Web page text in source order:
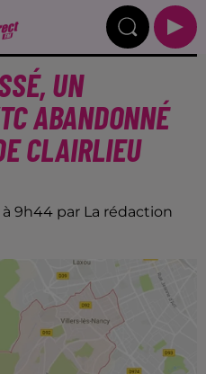
UN
ABANDONNÉ
CLAIRLIEU
9h44 par La rédaction